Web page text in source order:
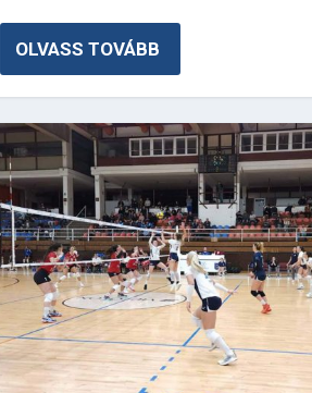
OLVASS TOVÁBB